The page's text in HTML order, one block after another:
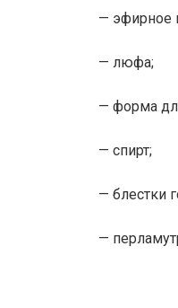
— эфирное
— люфа;
— форма
— спирт;
— блестки
—